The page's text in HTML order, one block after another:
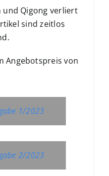
und Qigong verliert
sind zeitlos
Angebotspreis von
1/2023
2/2023